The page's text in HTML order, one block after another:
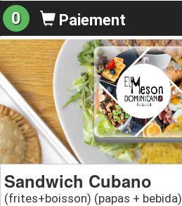
0 Paiement
Sandwich Cubano
(frites+boisson) (papas + bebida)